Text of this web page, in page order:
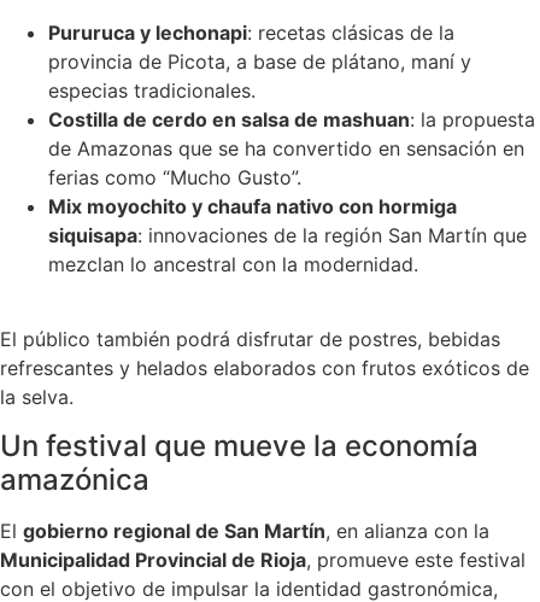
Pururuca y lechonapi: recetas clásicas de la
provincia de Picota, a base de plátano, maní y
especias tradicionales.
Costilla de cerdo en salsa de mashuan: la propuesta
de Amazonas que se ha convertido en sensación en
ferias como “Mucho Gusto”.
Mix moyochito y chaufa nativo con hormiga
siquisapa: innovaciones de la región San Martín que
mezclan lo ancestral con la modernidad.
El público también podrá disfrutar de postres, bebidas
refrescantes y helados elaborados con frutos exóticos de
la selva.
Un festival que mueve la economía
amazónica
El gobierno regional de San Martín, en alianza con la
Municipalidad Provincial de Rioja, promueve este festival
con el objetivo de impulsar la identidad gastronómica,